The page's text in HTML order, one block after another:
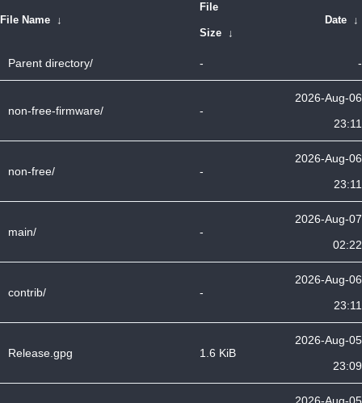
File Name ↓
File
Size ↓
Date ↓
Parent directory/ - -
non-free-firmware/ -
2026-Aug-06
23:11
non-free/ -
2026-Aug-06
23:11
main/ -
2026-Aug-07
02:22
contrib/ -
2026-Aug-06
23:11
Release.gpg 1.6 KiB
2026-Aug-05
23:09